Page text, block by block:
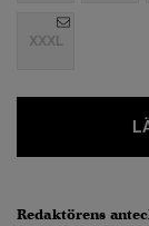
XXXL
Redaktörens